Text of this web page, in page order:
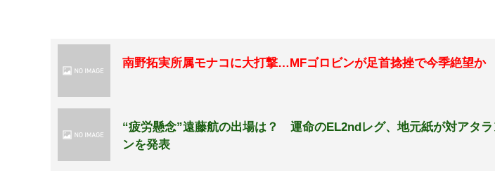
南野拓実所属モナコに大打撃…MFゴロビンが足首捻挫で今季絶望か
“疲労懸念”遠藤航の出場は？ 運命のEL2ndレグ、地元紙が対アタ
ンを発表